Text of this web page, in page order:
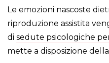
Le emozioni nascoste
riproduzione assistita
di sedute psicologiche
mette a disposizione